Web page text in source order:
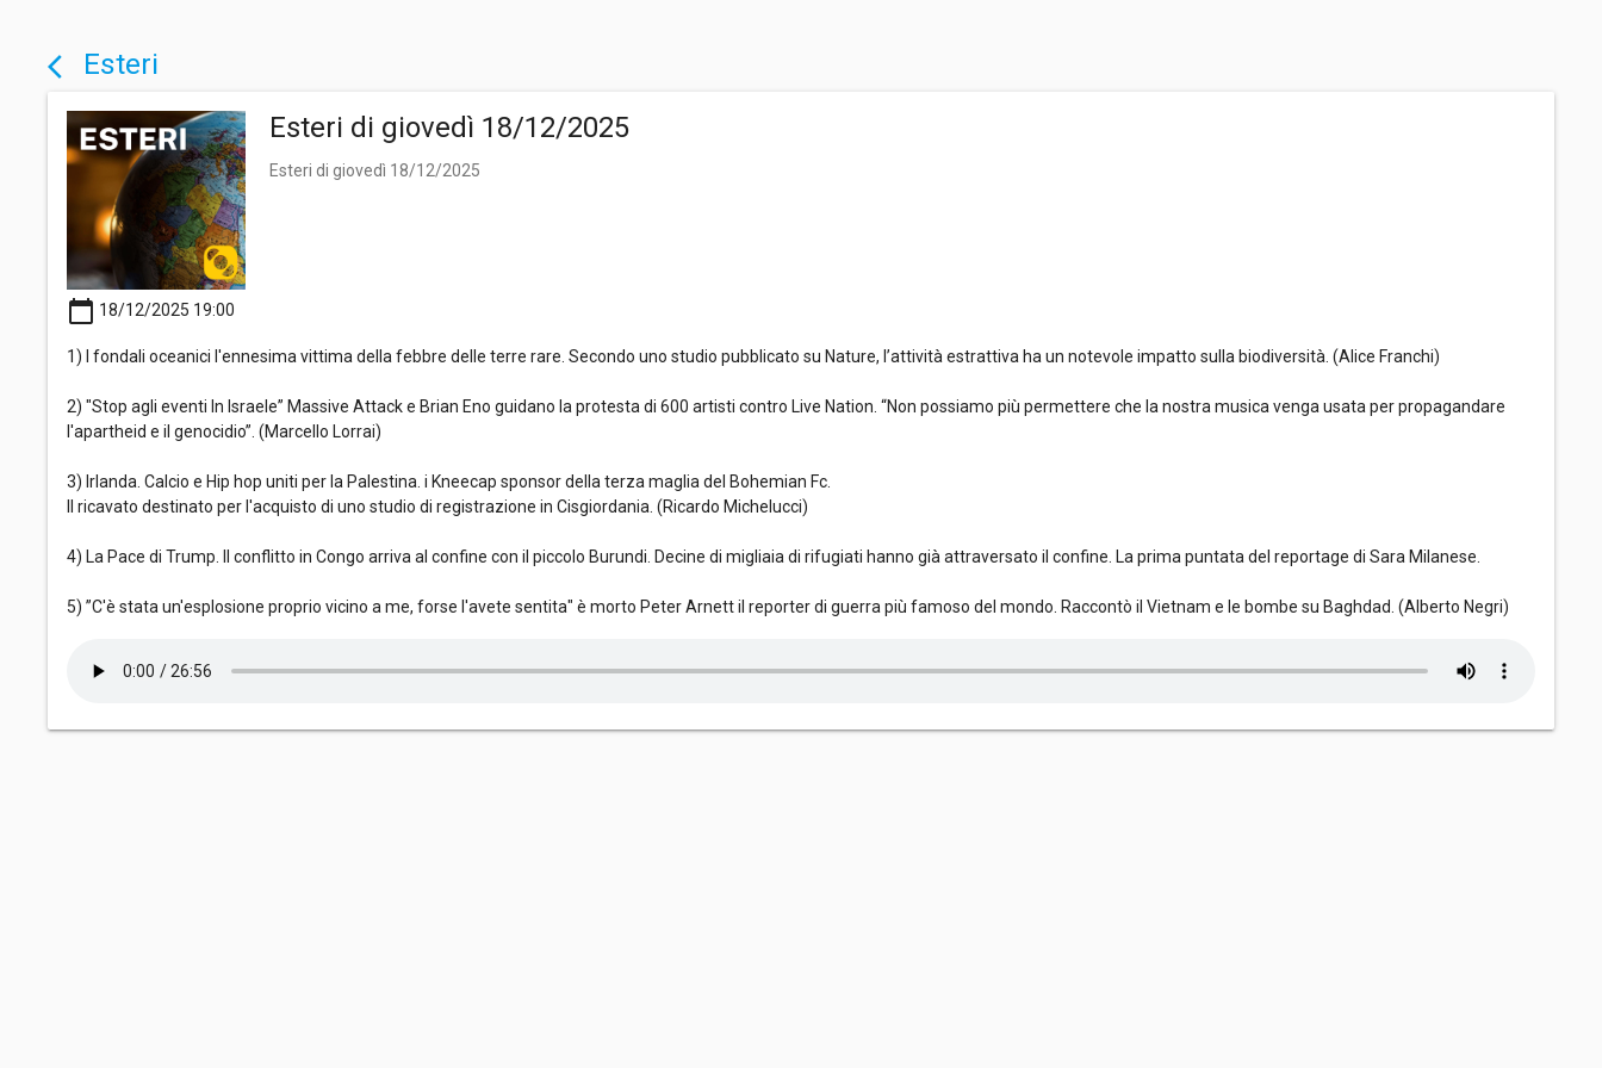
arrow_back_ios Esteri
Esteri di giovedì 18/12/2025
Esteri di giovedì 18/12/2025
calendar_today 18/12/2025 19:00
1) I fondali oceanici l'ennesima vittima della febbre delle terre rare. Secondo uno studio pubblicato su Nature, l’attività estrattiva ha un notevole impatto sulla biodiversità. (Alice Franchi)
2) "Stop agli eventi In Israele” Massive Attack e Brian Eno guidano la protesta di 600 artisti contro Live Nation. “Non possiamo più permettere che la nostra musica venga usata per propagandare
l'apartheid e il genocidio”. (Marcello Lorrai)
3) Irlanda. Calcio e Hip hop uniti per la Palestina. i Kneecap sponsor della terza maglia del Bohemian Fc.
Il ricavato destinato per l'acquisto di uno studio di registrazione in Cisgiordania. (Ricardo Michelucci)
4) La Pace di Trump. Il conflitto in Congo arriva al confine con il piccolo Burundi. Decine di migliaia di rifugiati hanno già attraversato il confine. La prima puntata del reportage di Sara Milanese.
5) ”C'è stata un'esplosione proprio vicino a me, forse l'avete sentita" è morto Peter Arnett il reporter di guerra più famoso del mondo. Raccontò il Vietnam e le bombe su Baghdad. (Alberto Negri)